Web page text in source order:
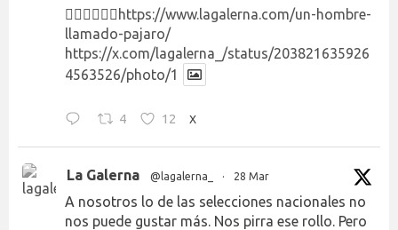
👉🏻👉🏻👉🏻 https://www.lagalerna.com/un-hombre-
llamado-pajaro/
https://x.com/lagalerna_/status/203821635926
4563526/photo/1
4 12 X
La Galerna @lagalerna_ · 28 Mar
A nosotros lo de las selecciones nacionales no
nos puede gustar más. Nos pirra ese rollo. Pero